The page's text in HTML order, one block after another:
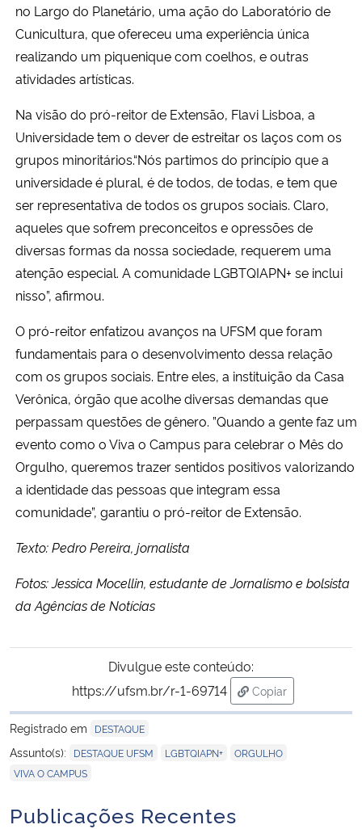
no Largo do Planetário, uma ação do Laboratório de
Cunicultura, que ofereceu uma experiência única
realizando um piquenique com coelhos, e outras
atividades artísticas.
Na visão do pró-reitor de Extensão, Flavi Lisboa, a
Universidade tem o dever de estreitar os laços com os
grupos minoritários.“Nós partimos do princípio que a
universidade é plural, é de todos, de todas, e tem que
ser representativa de todos os grupos sociais. Claro,
aqueles que sofrem preconceitos e opressões de
diversas formas da nossa sociedade, requerem uma
atenção especial. A comunidade LGBTQIAPN+ se inclui
nisso”, afirmou.
O pró-reitor enfatizou avanços na UFSM que foram
fundamentais para o desenvolvimento dessa relação
com os grupos sociais. Entre eles, a instituição da Casa
Verônica, órgão que acolhe diversas demandas que
perpassam questões de gênero. ”Quando a gente faz um
evento como o Viva o Campus para celebrar o Mês do
Orgulho, queremos trazer sentidos positivos valorizando
a identidade das pessoas que integram essa
comunidade”, garantiu o pró-reitor de Extensão.
Texto: Pedro Pereira, jornalista
Fotos: Jessica Mocellin, estudante de Jornalismo e bolsista
da Agências de Notícias
Divulgue este conteúdo:
https://ufsm.br/r-1-69714
Copiar
para área de
Registrado em
DESTAQUE
Assunto(s): DESTAQUE UFSM LGBTQIAPN+ ORGULHO
VIVA O CAMPUS
Publicações Recentes